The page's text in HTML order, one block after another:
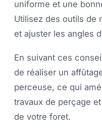
uniforme et une
Utilisez des outils de
et ajuster les angles
En suivant ces
de réaliser un
perceuse, ce qui
travaux de perçage
de votre foret.